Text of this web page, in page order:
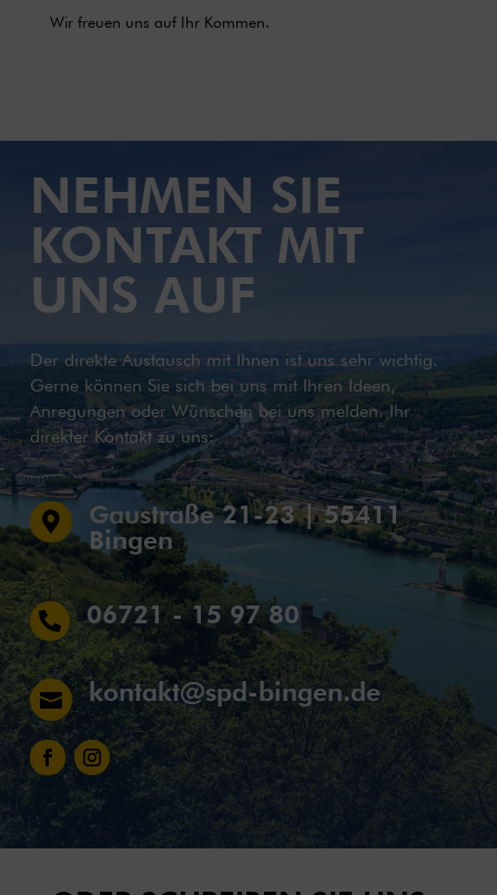
Wir freuen uns auf Ihr Kommen.
NEHMEN SIE
KONTAKT MIT
UNS AUF
Der direkte Austausch mit Ihnen ist uns sehr wichtig.
Gerne können Sie sich bei uns mit Ihren Ideen,
Anregungen oder Wünschen bei uns melden. Ihr
direkter Kontakt zu uns:

Gaustraße 21-23 | 55411
Bingen
 06721 - 15 97 80
 kontakt@spd-bingen.de